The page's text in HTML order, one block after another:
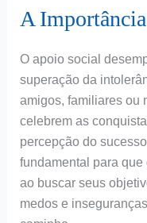
A
O apoio social
superação da
amigos, familiares ou
celebrem as
percepção do
fundamental para
ao buscar seus
medos e